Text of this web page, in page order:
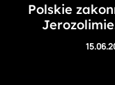
Polskie